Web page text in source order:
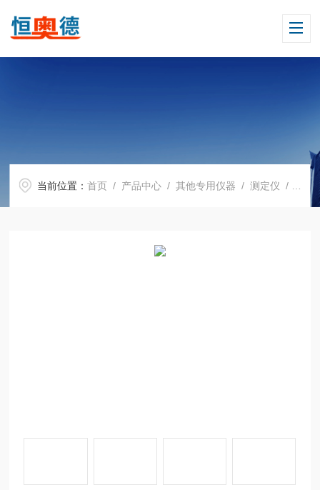
当前位置：首页 / 产品中心 /其他专用仪器 /测定仪 / H10180三网融合数字电视网络测试仪